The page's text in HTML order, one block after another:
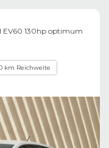
EV60 130hp optimum
km Reichweite